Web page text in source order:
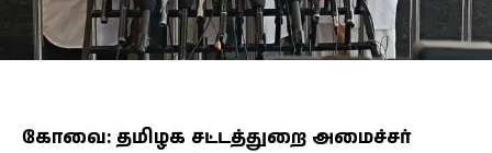
கோவை: தமிழக சட்டத்துறை அமைச்சர்